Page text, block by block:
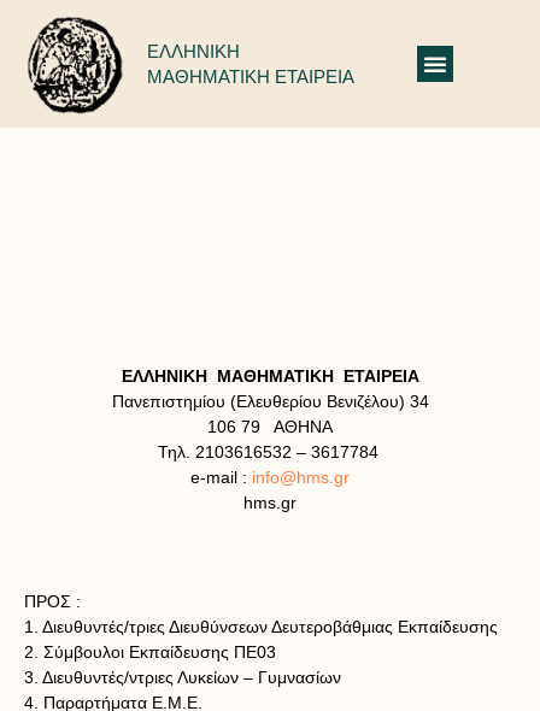
ΕΛΛΗΝΙΚΗ
ΜΑΘΗΜΑΤΙΚΗ ΕΤΑΙΡΕΙΑ
ΕΛΛΗΝΙΚΗ ΜΑΘΗΜΑΤΙΚΗ ΕΤΑΙΡΕΙΑ
Πανεπιστημίου (Ελευθερίου Βενιζέλου) 34
106 79 ΑΘΗΝΑ
Τηλ. 2103616532 – 3617784
e-mail : info@hms.gr
hms.gr
ΠΡΟΣ :
1. Διευθυντές/τριες Διευθύνσεων Δευτεροβάθμιας Εκπαίδευσης
2. Σύμβουλοι Εκπαίδευσης ΠΕ03
3. Διευθυντές/ντριες Λυκείων – Γυμνασίων
4. Παραρτήματα Ε.Μ.Ε.